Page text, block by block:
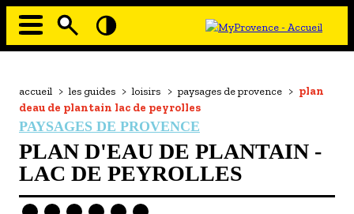
Aller
principale
À MOI LA CULTURE
AU GRAND AIR
PASSEZ À TABLE
SOUS TOUTES LES COUTUMES
Fil
d'Ariane
accueil > les guides > loisirs > paysages de provence > plan
deau de plantain lac de peyrolles
PAYSAGES DE PROVENCE
PLAN D'EAU DE PLANTAIN -
LAC DE PEYROLLES